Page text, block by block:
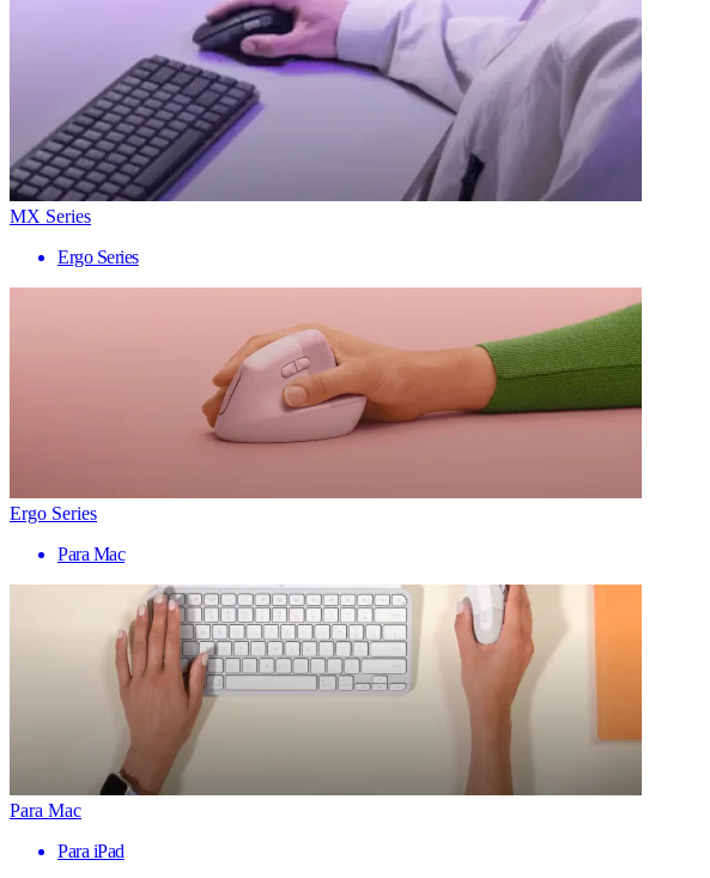
MX Series
Ergo Series
Ergo Series
Para Mac
Para Mac
Para iPad